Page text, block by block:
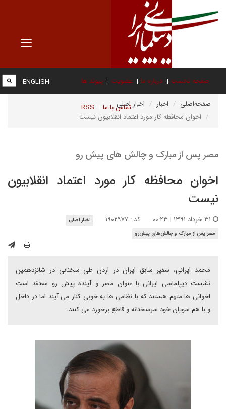
Toggle
صفحه نخست درباره ما عضویت پیوند ها
تماس با ما RSS
ENGLISH
صفحه‌اصلی اخبار
اخبار اصلی
اخوان محافظه کار مورد اعتماد انقلابیون نیست
مصر پس از مبارک و چالش های پیش رو
اخوان محافظه کار مورد اعتماد انقلابیون
نیست
کد : ۱۹۰۲۹۷۷
اخبار اصلی
مصر پس از مبارک و چالش‌های پیش‌رو
محمد ایرانی، سفیر سابق ایران در اردن طی سخنانی در شانزدهمین
نشست دیپلماسی ایرانی با عنوان مصر و آینده پیش رو معتقد است
اخوانی ها متهم هستند که با نظامی ها به خوبی کنار می آیند اما در داخل
و با هم سویان خود سرسختانه و قاطع برخورد می کنند.